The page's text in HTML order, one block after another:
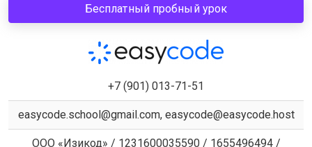
Бесплатный пробный урок
+7 (901) 013-71-51
easycode.school@gmail.com, easycode@easycode.host
ООО «Изикод» / 1231600035590 / 1655496494 /